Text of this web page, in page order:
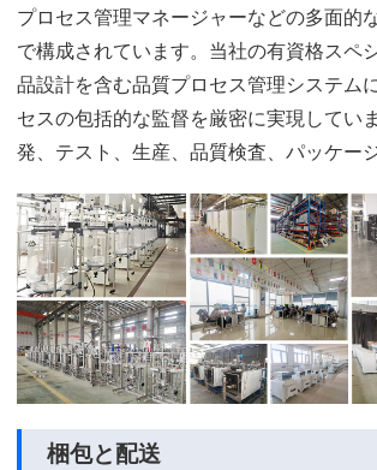
プロセス管理マネージャーなどの多面的
で構成されています。当社の有資格スペ
品設計を含む品質プロセス管理システム
セスの包括的な監督を厳密に実現してい
発、テスト、生産、品質検査、パッケー
梱包と配送